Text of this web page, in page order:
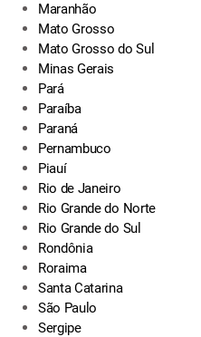
Maranhão
Mato Grosso
Mato Grosso do Sul
Minas Gerais
Pará
Paraíba
Paraná
Pernambuco
Piauí
Rio de Janeiro
Rio Grande do Norte
Rio Grande do Sul
Rondônia
Roraima
Santa Catarina
São Paulo
Sergipe